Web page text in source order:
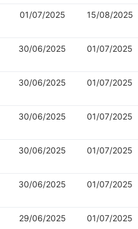
01/07/2025 15/08/2025
30/06/2025 01/07/2025
30/06/2025 01/07/2025
30/06/2025 01/07/2025
30/06/2025 01/07/2025
30/06/2025 01/07/2025
29/06/2025 01/07/2025